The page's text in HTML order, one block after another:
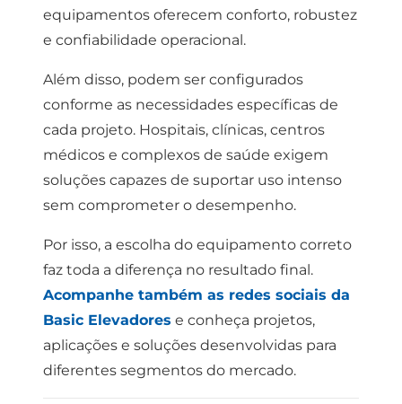
equipamentos oferecem conforto, robustez
e confiabilidade operacional.
Além disso, podem ser configurados
conforme as necessidades específicas de
cada projeto. Hospitais, clínicas, centros
médicos e complexos de saúde exigem
soluções capazes de suportar uso intenso
sem comprometer o desempenho.
Por isso, a escolha do equipamento correto
faz toda a diferença no resultado final.
Acompanhe também as redes sociais da
Basic Elevadores e conheça projetos,
aplicações e soluções desenvolvidas para
diferentes segmentos do mercado.